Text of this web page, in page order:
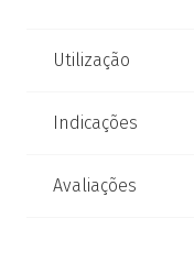
Utilização
Indicações
Avaliações